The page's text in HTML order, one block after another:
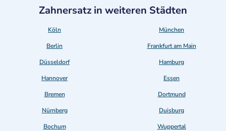
Zahnersatz in weiteren Städten
Köln
München
Berlin
Frankfurt am Main
Düsseldorf
Hamburg
Hannover
Essen
Bremen
Dortmund
Nürnberg
Duisburg
Bochum
Wuppertal